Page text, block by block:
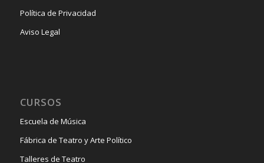
Política de Privacidad
Aviso Legal
CURSOS
Escuela de Música
Fábrica de Teatro y Arte Político
Talleres de Teatro